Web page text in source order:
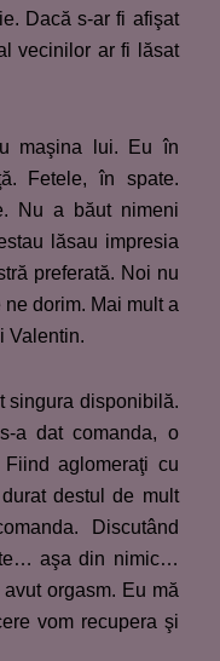
Dacă s-ar fi afişat
vecinilor ar fi lăsat
maşina lui. Eu în
Fetele, în spate.
Nu a băut nimeni
lăsau impresia
preferată. Noi nu
dorim. Mai mult a
Valentin.
singura disponibilă.
a dat comanda, o
aglomeraţi cu
destul de mult
Discutând
aşa din nimic…
orgasm. Eu mă
vom recupera şi